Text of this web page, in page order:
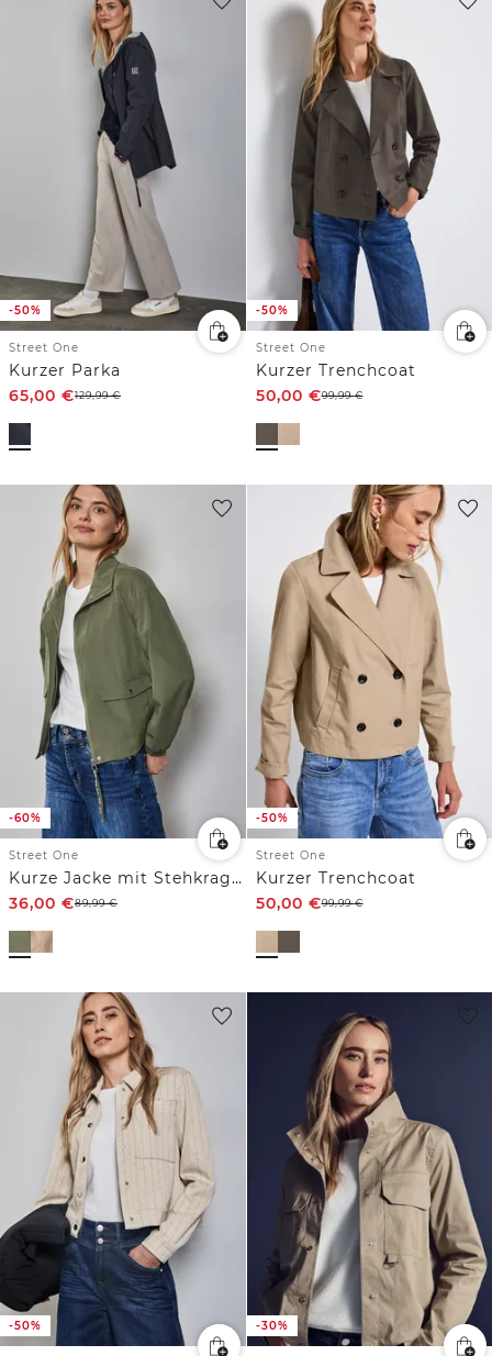
-50%
Street One
Kurzer Parka
65,00 €129,99€
-50%
Street One
Kurzer Trenchcoat
50,00 €99,99€
-60%
Street One
Kurze Jacke mit Stehkragen
36,00 €89,99€
-50%
Street One
Kurzer Trenchcoat
50,00 €99,99€
-50% -30%